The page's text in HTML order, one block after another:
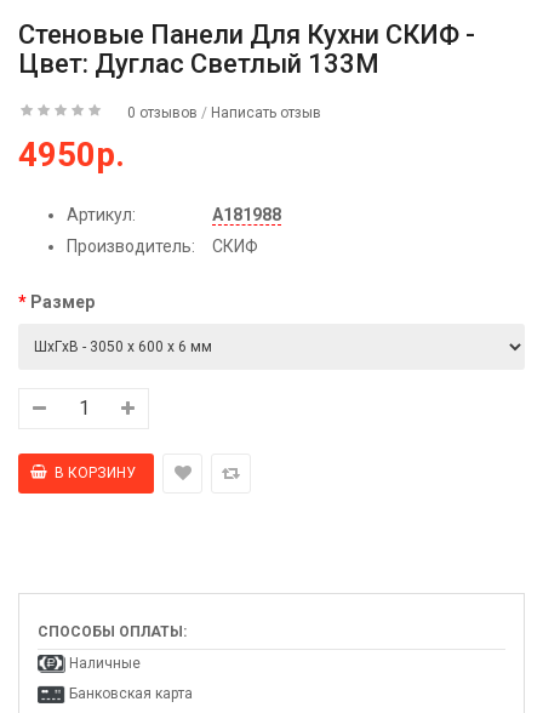
Стеновые Панели Для Кухни СКИФ -
Цвет: Дуглас Светлый 133М
0 отзывов / Написать отзыв
4950р.
Артикул:
А181988
Производитель:
СКИФ
Размер
СПОСОБЫ ОПЛАТЫ:
Наличные
Банковская карта